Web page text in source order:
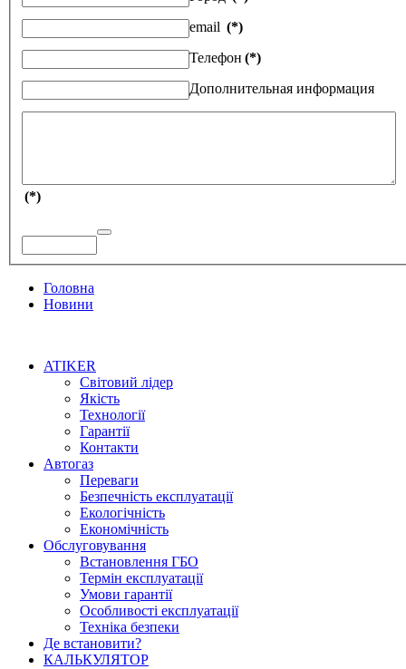
email (*)
Телефон (*)
Дополнительная информация
(*)
Головна
Новини
ATIKER
Світовий лідер
Якість
Технології
Гарантії
Контакти
Автогаз
Переваги
Безпечність експлуатації
Екологічність
Економічність
Обслуговування
Встановлення ГБО
Термін експлуатації
Умови гарантії
Особливості експлуатації
Техніка безпеки
Де встановити?
КАЛЬКУЛЯТОР